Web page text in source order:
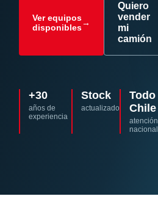
Ver equipos
disponibles→
Quiero
vender
mi
camión
+30
años de
experiencia
Stock
actualizado
Todo
Chile
atención
nacional